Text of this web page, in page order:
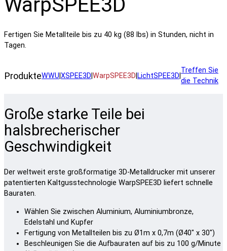
Fertigen Sie Metallteile bis zu 40 kg (88 lbs) in Stunden, nicht in
Tagen.
ProdukteWWU XSPEE3D WarpSPEE3D LichtSPEE3D
Treffen Sie
die Technik
Große starke Teile bei
halsbrecherischer
Geschwindigkeit
Der weltweit erste großformatige 3D-Metalldrucker mit unserer
patentierten Kaltgusstechnologie WarpSPEE3D liefert schnelle
Bauraten.
Wählen Sie zwischen Aluminium, Aluminiumbronze,
Edelstahl und Kupfer
Fertigung von Metallteilen bis zu Ø1m x 0,7m (Ø40" x 30")
Beschleunigen Sie die Aufbauraten auf bis zu 100 g/Minute